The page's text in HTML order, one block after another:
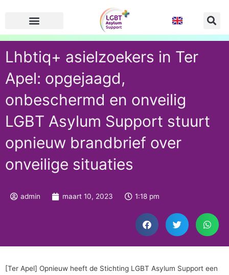
Lhbtiq+ asielzoekers in Ter
Apel: opgejaagd,
onbeschermd en onveilig
LGBT Asylum Support stuurt
opnieuw brandbrief over
onveilige situaties
admin maart 10, 2023 1:18 pm
[Ter Apel] Opnieuw heeft de Stichting LGBT Asylum Support een